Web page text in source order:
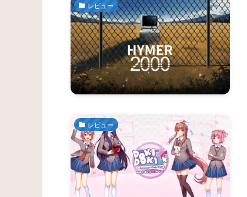
レビュー
レビュー